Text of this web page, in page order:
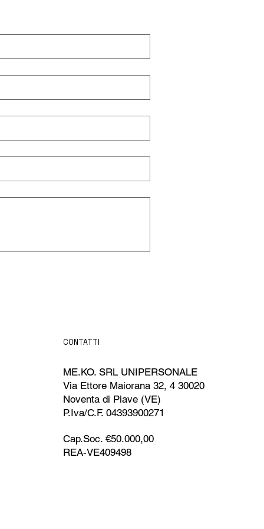
CONTATTI
ME.KO. SRL UNIPERSONALE
Via Ettore Maiorana 32, 4 30020
Noventa di Piave (VE)
P.Iva/C.F. 04393900271
Cap.Soc. €50.000,00
REA-VE409498